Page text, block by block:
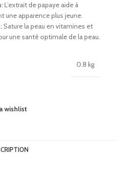
L’extrait de papaye aide à
une apparence plus jeune.
Sature la peau en vitamines et
une santé optimale de la peau.
0.8 kg
wishlist